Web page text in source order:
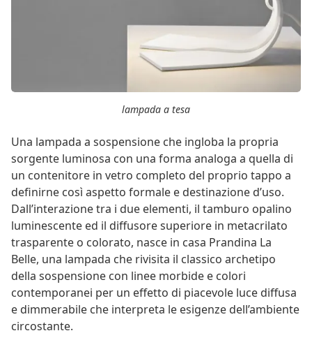
lampada a tesa
Una lampada a sospensione che ingloba la propria
sorgente luminosa con una forma analoga a quella di
un contenitore in vetro completo del proprio tappo a
definirne così aspetto formale e destinazione d’uso.
Dall’interazione tra i due elementi, il tamburo opalino
luminescente ed il diffusore superiore in metacrilato
trasparente o colorato, nasce in casa Prandina La
Belle, una lampada che rivisita il classico archetipo
della sospensione con linee morbide e colori
contemporanei per un effetto di piacevole luce diffusa
e dimmerabile che interpreta le esigenze dell’ambiente
circostante.